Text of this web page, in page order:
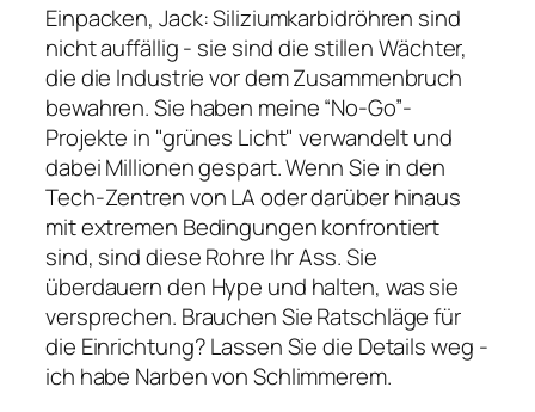
Einpacken, Jack: Siliziumkarbidröhren sind
nicht auffällig - sie sind die stillen Wächter,
die die Industrie vor dem Zusammenbruch
bewahren. Sie haben meine “No-Go”-
Projekte in "grünes Licht" verwandelt und
dabei Millionen gespart. Wenn Sie in den
Tech-Zentren von LA oder darüber hinaus
mit extremen Bedingungen konfrontiert
sind, sind diese Rohre Ihr Ass. Sie
überdauern den Hype und halten, was sie
versprechen. Brauchen Sie Ratschläge für
die Einrichtung? Lassen Sie die Details weg -
ich habe Narben von Schlimmerem.
Greek
Hausa
Hebrew
Hindi
Hungarian